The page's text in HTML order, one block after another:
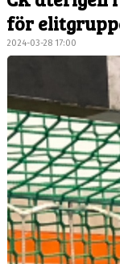
KONTAKT
NYFIKEN PÅ HANDBOLL
HEID CUPEN
STÖTTA BK HEID - BLI
DIGITALT
för
2024-03-28 17:00